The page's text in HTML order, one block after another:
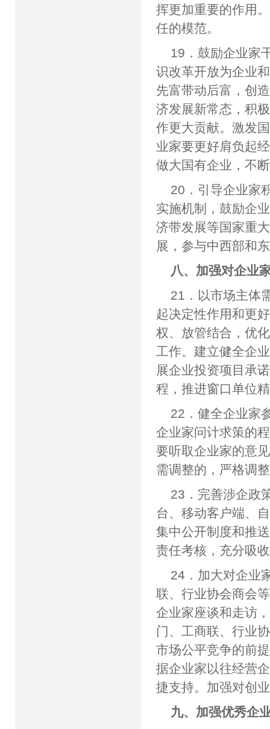
挥更加重要的作用
任的模范。
19．鼓励企业家
识改革开放为企业
先富带动后富，创
济发展新常态，积
作更大贡献。激发
业家要更好肩负起
做大国有企业，不
20．引导企业家
实施机制，鼓励企
济带发展等国家重
展，参与中西部和
八、加强对企业
21．以市场主体
起决定性作用和更
权、放管结合，优
工作。建立健全企
展企业投资项目承
程，推进窗口单位
22．健全企业家
企业家问计求策的
要听取企业家的意
需调整的，严格调
23．完善涉企政
台、移动客户端、
集中公开制度和推
责任考核，充分吸
24．加大对企业
联、行业协会商会
企业家座谈和走访
门、工商联、行业
市场公平竞争的前
据企业家以往经营
捷支持。加强对创
九、加强优秀企